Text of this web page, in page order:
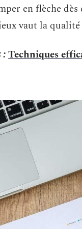
en flèche
vaut la
:Techniques